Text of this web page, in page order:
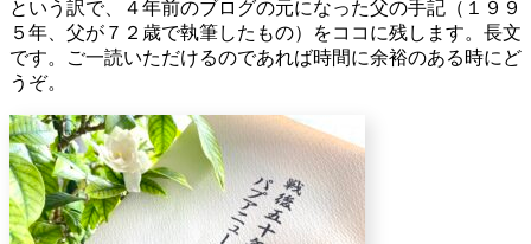
という訳で、４年前のブログの元になった父の手記（１９９
５年、父が７２歳で執筆したもの）をココに残します。長文
です。ご一読いただけるのであれば時間に余裕のある時にど
うぞ。